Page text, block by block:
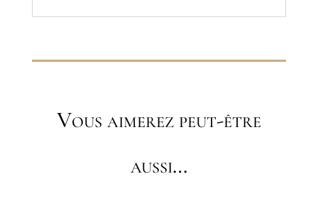
Vous aimerez peut-être
aussi…